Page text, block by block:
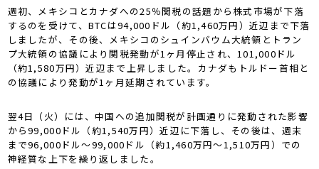
週初、メキシコとカナダへの25％関税の話題から株式市場が下落
するのを受けて、BTCは94,000ドル（約1,460万円）近辺まで下落
しましたが、その後、メキシコのシュインバウム大統領とトラン
プ大統領の協議により関税発動が1ヶ月停止され、101,000ドル
（約1,580万円）近辺まで上昇しました。カナダもトルドー首相と
の協議により発動が1ヶ月延期されています。
翌4日（火）には、中国への追加関税が計画通りに発動された影響
から99,000ドル（約1,540万円）近辺に下落し、その後は、週末
まで96,000ドル～99,000ドル（約1,460万円～1,510万円）での
神経質な上下を繰り返しました。